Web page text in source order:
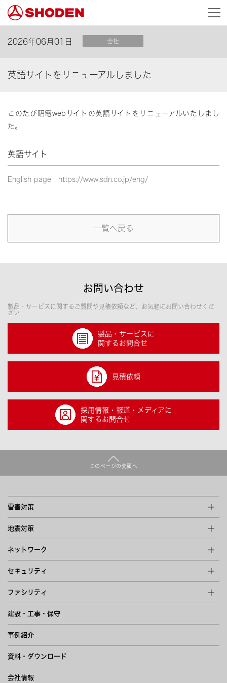
2026年06月01日 会社
英語サイトをリニューアルしました
このたび昭電webサイトの英語サイトをリニューアルいたしまし
た。
英語サイト
English page https://www.sdn.co.jp/eng/
一覧へ戻る
お問い合わせ
製品・サービスに関するご質問や見積依頼など、お気軽にお問い合わせくだ
さい
製品・サービスに
関するお問合せ
見積依頼
採用情報・報道・メディアに
関するお問合せ
このページの先頭へ
雷害対策
地震対策
ネットワーク
セキュリティ
ファシリティ
建設・工事・保守
事例紹介
資料・ダウンロード
会社情報